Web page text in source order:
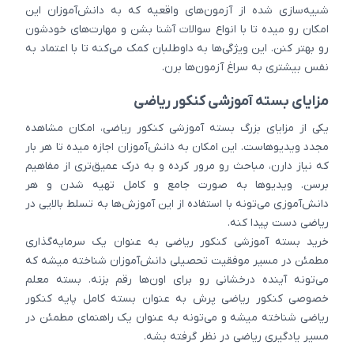
شبیه‌سازی شده از آزمون‌های واقعیه که به دانش‌آموزان این
امکان رو میده تا با انواع سوالات آشنا بشن و مهارت‌های خودشون
رو بهتر کنن. این ویژگی‌ها به داوطلبان کمک می‌کنه تا با اعتماد به
نفس بیشتری به سراغ آزمون‌ها برن.
مزایای بسته آموزشی کنکور ریاضی
یکی از مزایای بزرگ بسته آموزشی کنکور ریاضی، امکان مشاهده
مجدد ویدیوهاست. این امکان به دانش‌آموزان اجازه میده تا هر بار
که نیاز دارن، مباحث رو مرور کرده و به درک عمیق‌تری از مفاهیم
برسن. ویدیوها به صورت جامع و کامل تهیه شدن و هر
دانش‌آموزی می‌تونه با استفاده از این آموزش‌ها به تسلط بالایی در
ریاضی دست پیدا کنه.
خرید بسته آموزشی کنکور ریاضی به عنوان یک سرمایه‌گذاری
مطمئن در مسیر موفقیت تحصیلی دانش‌آموزان شناخته میشه که
می‌تونه آینده درخشانی رو برای اون‌ها رقم بزنه. بسته معلم
خصوصی کنکور ریاضی پرش به عنوان بسته کامل پایه کنکور
ریاضی شناخته میشه و می‌تونه به عنوان یک راهنمای مطمئن در
مسیر یادگیری ریاضی در نظر گرفته بشه.